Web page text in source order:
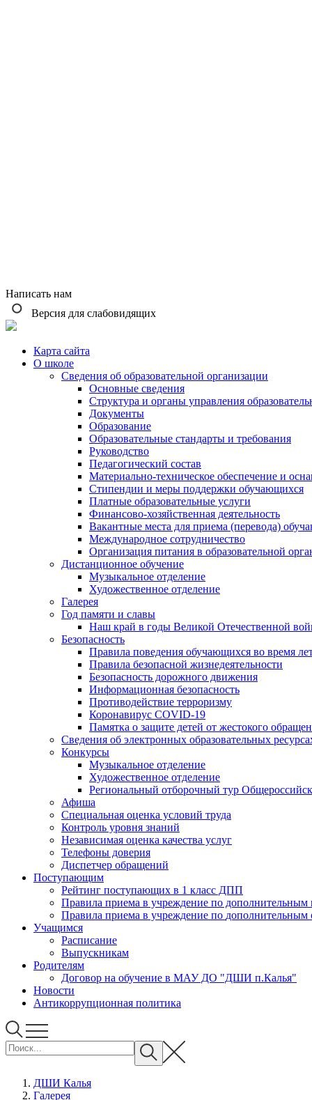
Написать нам
Версия для слабовидящих
Карта сайта
О школе
Сведения об образовательной организации
Основные сведения
Структура и органы управления
Документы
Образование
Образовательные стандарты и требования
Руководство
Педагогический состав
Материально-техническое обеспечение и
Стипендии и меры поддержки обучающихся
Платные образовательные услуги
Финансово-хозяйственная деятельность
Вакантные места для приема (перевода)
Международное сотрудничество
Организация питания в образовательной
Дистанционное обучение
Музыкальное отделение
Художественное отделение
Галерея
Год памяти и славы
Наш край в годы Великой Отечественной
Безопасность
Правила поведения обучающихся во время
Правила безопасной жизнедеятельности
Безопасность дорожного движения
Информационная безопасность
Противодействие терроризму
Коронавирус COVID-19
Памятка о защите детей от жестокого
Сведения об электронных образовательных
Конкурсы
Музыкальное отделение
Художественное отделение
Региональный отборочный тур
Афиша
Специальная оценка условий труда
Контроль уровня знаний
Независимая оценка качества услуг
Телефоны доверия
Диспетчер обращений
Поступающим
Рейтинг поступающих в 1 класс ДПП
Правила приема в учреждение
Правила приема в
Учащимся
Расписание
Выпускникам
Родителям
Договор на обучение в МАУ ДО "ДШИ п.Калья"
Новости
Антикоррупционная политика
ДШИ Калья
Галерея